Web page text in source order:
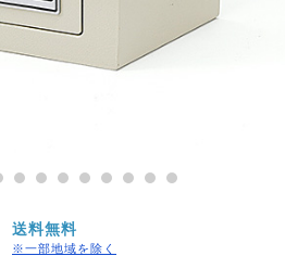
10 11 12
送料無料
※一部地域を除く